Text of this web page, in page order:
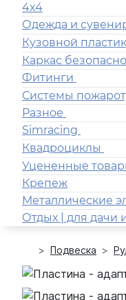
4x4
Одежда и
Кузовной пластик
Каркас
Фитинги
Системы
Разное
Simracing
Квадроциклы
Уцененные
Крепеж
Металлические
Отдых | для дачи
Подвеска